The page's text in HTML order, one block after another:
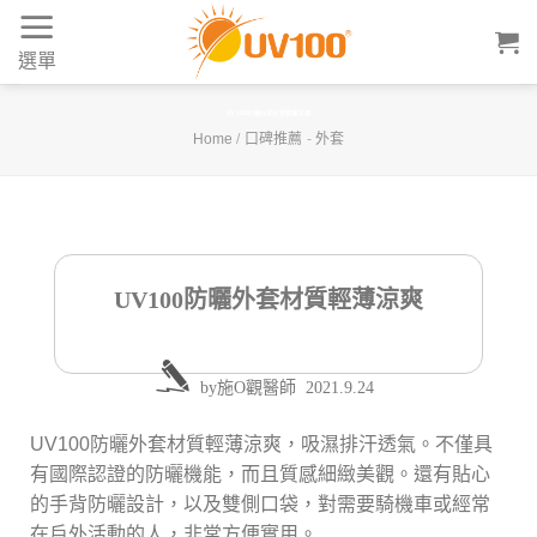
Skip
content
選單
Home / 口碑推薦 - 外套
UV100防曬外套材質輕薄涼爽
by施O觀醫師 2021.9.24
UV100防曬外套材質輕薄涼爽，吸濕排汗透氣。不僅具
有國際認證的防曬機能，而且質感細緻美觀。還有貼心
的手背防曬設計，以及雙側口袋，對需要騎機車或經常